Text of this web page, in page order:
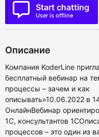
Start chatting
User is offline
Описание
Компания KoderLine
бесплатный вебинар на
процессы – зачем и как
описывать»10.06.2022 в
ОнлайнВебинар
1С, консультантов
процессов – это один из